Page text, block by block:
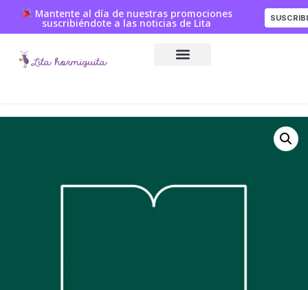
Mantente al día de nuestras promociones
suscribiéndote a las noticias de Lita